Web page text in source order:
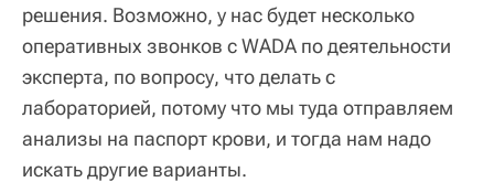
решения. Возможно, у нас будет несколько
оперативных звонков с WADA по деятельности
эксперта, по вопросу, что делать с
лабораторией, потому что мы туда отправляем
анализы на паспорт крови, и тогда нам надо
искать другие варианты.